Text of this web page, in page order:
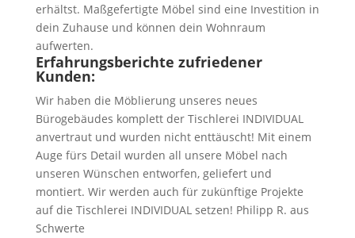
erhältst. Maßgefertigte Möbel sind eine Investition in
dein Zuhause und können dein Wohnraum
aufwerten.
Erfahrungsberichte zufriedener
Kunden:
Wir haben die Möblierung unseres neues
Bürogebäudes komplett der Tischlerei INDIVIDUAL
anvertraut und wurden nicht enttäuscht! Mit einem
Auge fürs Detail wurden all unsere Möbel nach
unseren Wünschen entworfen, geliefert und
montiert. Wir werden auch für zukünftige Projekte
auf die Tischlerei INDIVIDUAL setzen! Philipp R. aus
Schwerte